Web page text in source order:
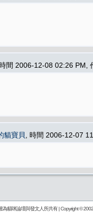
時間 2006-12-08 02:26 PM,
貓寶貝
, 時間 2006-12-07
為貓咪論壇與發文人所共有 | Copyright ©